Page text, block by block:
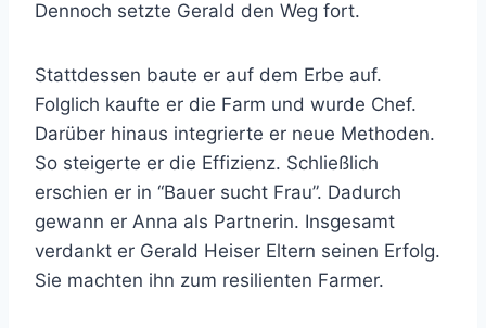
Dennoch setzte Gerald den Weg fort.
Stattdessen baute er auf dem Erbe auf.
Folglich kaufte er die Farm und wurde Chef.
Darüber hinaus integrierte er neue Methoden.
So steigerte er die Effizienz. Schließlich
erschien er in “Bauer sucht Frau”. Dadurch
gewann er Anna als Partnerin. Insgesamt
verdankt er Gerald Heiser Eltern seinen Erfolg.
Sie machten ihn zum resilienten Farmer.